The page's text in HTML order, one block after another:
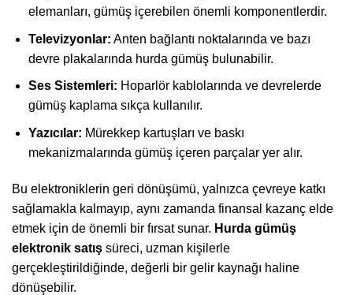
elemanları, gümüş içerebilen önemli komponentlerdir.
Televizyonlar: Anten bağlantı noktalarında ve bazı
devre plakalarında hurda gümüş bulunabilir.
Ses Sistemleri: Hoparlör kablolarında ve devrelerde
gümüş kaplama sıkça kullanılır.
Yazıcılar: Mürekkep kartuşları ve baskı
mekanizmalarında gümüş içeren parçalar yer alır.
Bu elektroniklerin geri dönüşümü, yalnızca çevreye katkı
sağlamakla kalmayıp, aynı zamanda finansal kazanç elde
etmek için de önemli bir fırsat sunar. Hurda gümüş
elektronik satış süreci, uzman kişilerle
gerçekleştirildiğinde, değerli bir gelir kaynağı haline
dönüşebilir.